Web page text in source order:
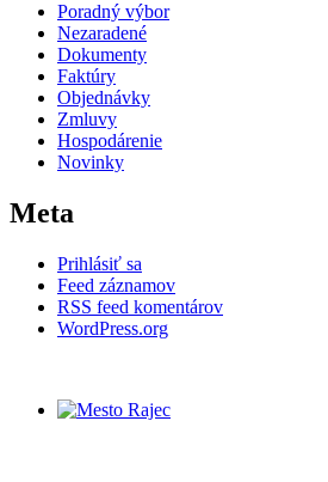
Poradný výbor
Nezaradené
Dokumenty
Faktúry
Objednávky
Zmluvy
Hospodárenie
Novinky
Meta
Prihlásiť sa
Feed záznamov
RSS feed komentárov
WordPress.org